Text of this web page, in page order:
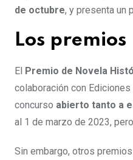
de octubre, y presenta un
Los premios
El Premio de Novela
colaboración con
concurso abierto tanto a
al 1 de marzo de 2023,
Sin embargo, otros